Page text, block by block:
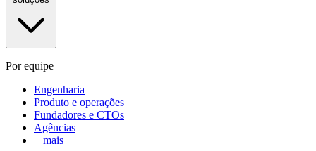
Por equipe
Engenharia
Produto e operações
Fundadores e CTOs
Agências
+ mais